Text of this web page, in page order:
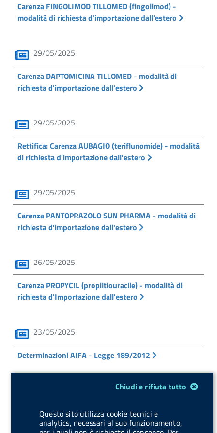
Carenza FINGOLIMOD TILLOMED (fingolimod) -
modalità di richiesta d'importazione dall'estero
29/05/2025
Carenza DAPTOMICINA TILLOMED - modalità di
richiesta d'importazione dall'estero
29/05/2025
Rettifica: Carenza AUBAGIO (teriflunomide) - modalità
di richiesta d'importazione dall'estero
29/05/2025
Carenza PANTOPRAZOLO SUN PHARMA - modalità di
richiesta d'importazione dall'estero
26/05/2025
Carenza PROPYCIL (propiltiouracile) - modalità di
richiesta d'Importazione dall'estero
23/05/2025
Determinazioni AIFA - Legge 189/2012
Proroga: Carenza VARITECT CP - modalità di richiesta
d'importazione dall'estero
Chiudi e rifiuta tutto
Questo sito utilizza cookie tecnici e
analytics, necessari al suo funzionamento,